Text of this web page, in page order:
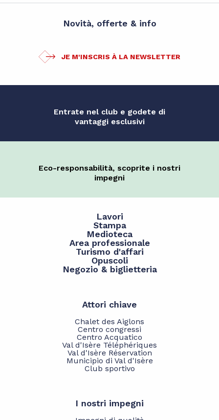
Novità, offerte & info
JE M'INSCRIS À LA NEWSLETTER
Entrate nel club e godete di
vantaggi esclusivi
Eco-responsabilità, scoprite i nostri
impegni
Lavori
Stampa
Medioteca
Area professionale
Turismo d'affari
Opuscoli
Negozio & biglietteria
Attori chiave
Chalet des Aiglons
Centro congressi
Centro Acquatico
Val d'Isère Téléphériques
Val d'Isère Réservation
Municipio di Val d'Isère
Club sportivo
I nostri impegni